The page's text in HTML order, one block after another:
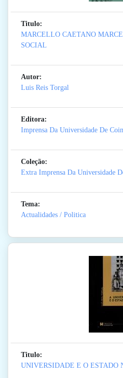
Titulo:
MARCELLO CAETANO
SOCIAL
Autor:
Luis Reis Torgal
Editora:
Imprensa Da Universidade De
Coleção:
Extra Imprensa Da Universidade
Tema:
Actualidades / Politica
Titulo:
UNIVERSIDADE E O ESTADO